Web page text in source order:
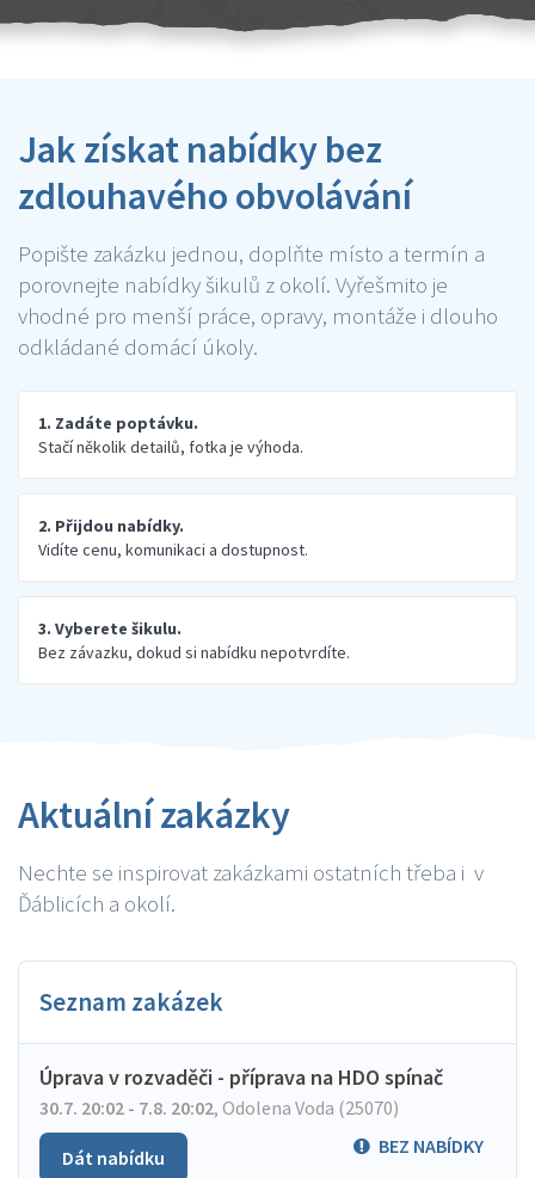
Jak získat nabídky bez
zdlouhavého obvolávání
Popište zakázku jednou, doplňte místo a termín a
porovnejte nabídky šikulů z okolí. Vyřešmito je
vhodné pro menší práce, opravy, montáže i dlouho
odkládané domácí úkoly.
1. Zadáte poptávku.
Stačí několik detailů, fotka je výhoda.
2. Přijdou nabídky.
Vidíte cenu, komunikaci a dostupnost.
3. Vyberete šikulu.
Bez závazku, dokud si nabídku nepotvrdíte.
Aktuální zakázky
Nechte se inspirovat zakázkami ostatních třeba i v
Ďáblicích a okolí.
Seznam zakázek
Úprava v rozvaděči - příprava na HDO spínač
30.7. 20:02 - 7.8. 20:02, Odolena Voda (25070)
BEZ NABÍDKY
Dát nabídku